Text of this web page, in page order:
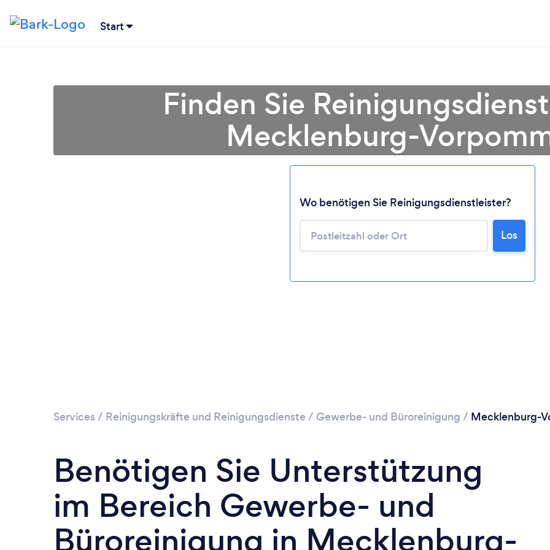
Start
Bitte warten ...
Finden Sie
Mecklenburg-
Wo benötigen Sie Reinigungsdienstleister?
Los
Services / Reinigungskräfte und Reinigungsdienste / Gewerbe- und Büroreinigung / Mecklenburg-
Benötigen Sie Unterstützung
im Bereich Gewerbe- und
Büroreinigung in Mecklenburg-